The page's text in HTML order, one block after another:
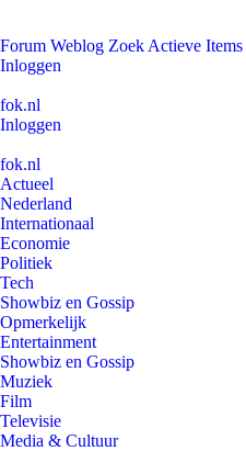
Forum Weblog Zoek Actieve Items
Inloggen
fok.nl
Inloggen
fok.nl
Actueel
Nederland
Internationaal
Economie
Politiek
Tech
Showbiz en Gossip
Opmerkelijk
Entertainment
Showbiz en Gossip
Muziek
Film
Televisie
Media & Cultuur